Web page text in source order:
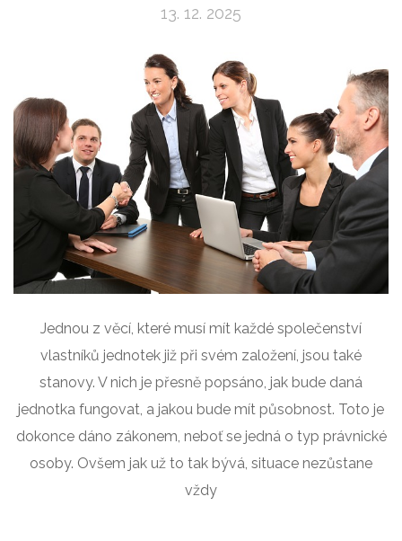
13. 12. 2025
Jednou z věcí, které musí mít každé společenství
vlastníků jednotek již při svém založení, jsou také
stanovy. V nich je přesně popsáno, jak bude daná
jednotka fungovat, a jakou bude mít působnost. Toto je
dokonce dáno zákonem, neboť se jedná o typ právnické
osoby. Ovšem jak už to tak bývá, situace nezůstane
vždy